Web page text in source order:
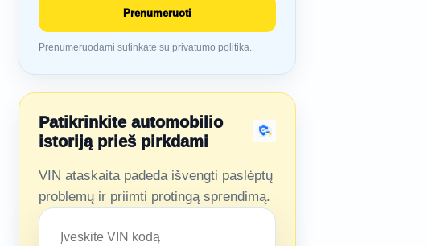
Prenumeruoti
Prenumeruodami sutinkate su privatumo politika.
Patikrinkite automobilio
istoriją prieš pirkdami
VIN ataskaita padeda išvengti paslėptų
problemų ir priimti protingą sprendimą.